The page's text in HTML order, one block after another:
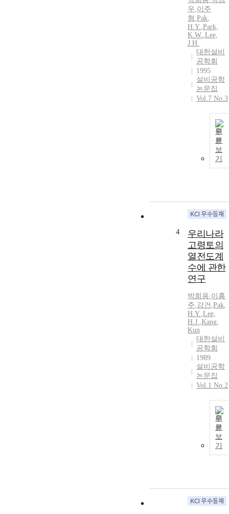
우,이주
형 ,Pak,
H.Y.,Park,
K.W.,Lee,
J.H.
대한설비
공학회
1995
설비공학
논문집
Vol.7 No.3
원
문
보
기
4
우리나라
고령토의
열전도계
수에 관한
연구
박희용,이흥
주,강건 ,Pak,
H.Y.,Lee,
H.J.,Kang,
Kun
대한설비
공학회
1989
설비공학
논문집
Vol.1 No.2
원
문
보
기